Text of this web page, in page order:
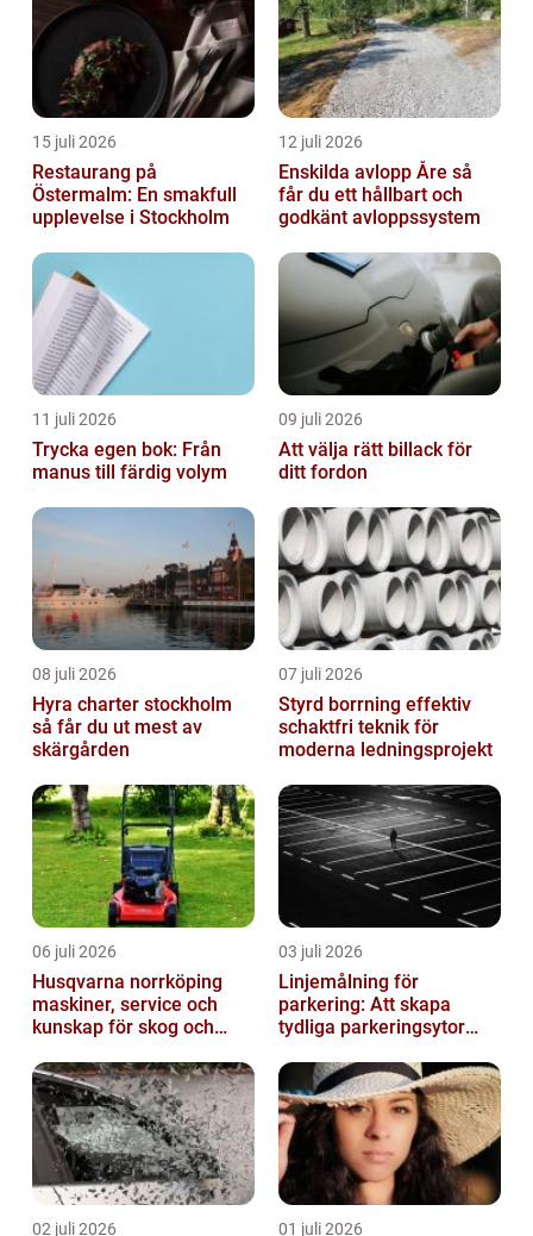
15 juli 2026
Restaurang på
Östermalm: En smakfull
upplevelse i Stockholm
12 juli 2026
Enskilda avlopp Åre så
får du ett hållbart och
godkänt avloppssystem
11 juli 2026
Trycka egen bok: Från
manus till färdig volym
09 juli 2026
Att välja rätt billack för
ditt fordon
08 juli 2026
Hyra charter stockholm
så får du ut mest av
skärgården
07 juli 2026
Styrd borrning effektiv
schaktfri teknik för
moderna ledningsprojekt
06 juli 2026
Husqvarna norrköping
maskiner, service och
kunskap för skog och
03 juli 2026
Linjemålning för
parkering: Att skapa
tydliga parkeringsytor
parkeringslinjer
02 juli 2026 01 juli 2026